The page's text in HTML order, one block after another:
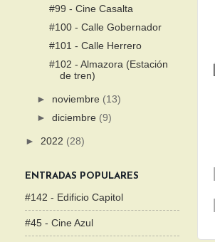
#99 - Cine Casalta
#100 - Calle Gobernador
#101 - Calle Herrero
#102 - Almazora (Estación
de tren)
► noviembre (13)
►diciembre (9)
► 2022 (28)
ENTRADAS POPULARES
#142 - Edificio Capitol
#45 - Cine Azul